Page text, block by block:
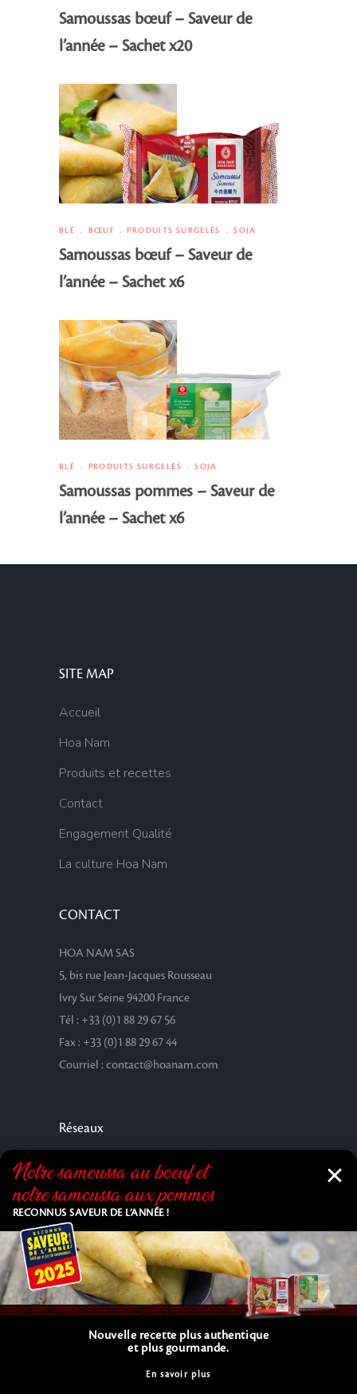
Samoussas bœuf – Saveur de
l’année – Sachet x20
BLÉ BŒUF PRODUITS SURGELÉS SOJA
Samoussas bœuf – Saveur de
l’année – Sachet x6
BLÉ PRODUITS SURGELÉS SOJA
Samoussas pommes – Saveur de
l’année – Sachet x6
SITE MAP
Accueil
Hoa Nam
Produits et recettes
Contact
Engagement Qualité
La culture Hoa Nam
CONTACT
HOA NAM SAS
5, bis rue Jean-Jacques Rousseau
Ivry Sur Seine 94200 France
Tél : +33 (0)1 88 29 67 56
Fax : +33 (0)1 88 29 67 44
Courriel : contact@hoanam.com
Réseaux
Copyright © 2025 HOA NAM SAS. All Rights Reserved. |
Notre samoussa au bœuf et
notre samoussa aux pommes
RECONNUS SAVEUR DE L’ANNÉE !
Nouvelle recette plus authentique
et plus gourmande.
En savoir plus